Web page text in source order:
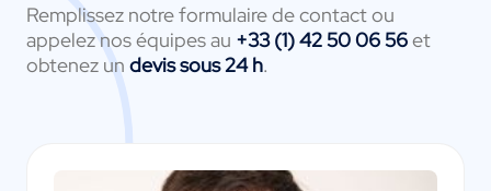
Remplissez notre formulaire de contact ou
appelez nos équipes au +33 (1) 42 50 06 56et
obtenez un devis sous 24 h.